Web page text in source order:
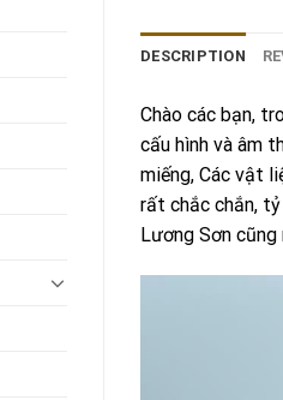
DESCRIPTION
Chào các bạn,
cấu hình và âm
miếng, Các vật
rất chắc chắn,
Lương Sơn